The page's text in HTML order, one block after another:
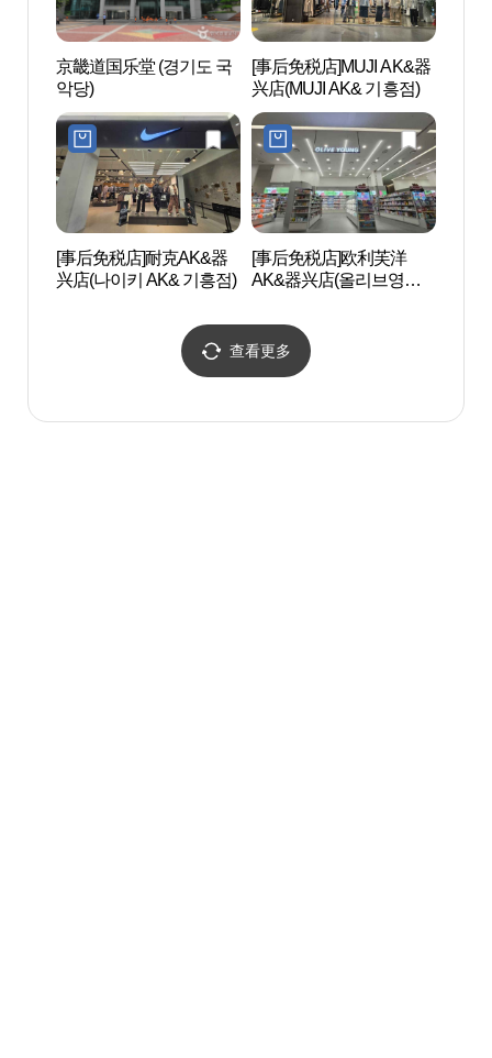
京畿道国乐堂 (경기도 국
악당)
[事后免税店]MUJI AK&器
兴店(MUJI AK& 기흥점)
[事后免税店]耐克AK&器
兴店(나이키 AK& 기흥점)
[事后免税店]欧利芙洋
AK&器兴店(올리브영
查看更多